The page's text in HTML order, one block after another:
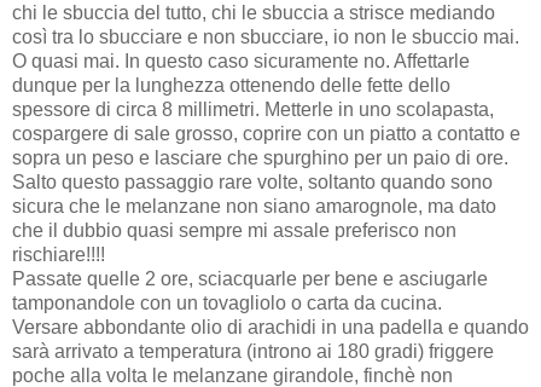
chi le sbuccia del tutto, chi le sbuccia a strisce mediando
così tra lo sbucciare e non sbucciare, io non le sbuccio mai.
O quasi mai. In questo caso sicuramente no. Affettarle
dunque per la lunghezza ottenendo delle fette dello
spessore di circa 8 millimetri. Metterle in uno scolapasta,
cospargere di sale grosso, coprire con un piatto a contatto e
sopra un peso e lasciare che spurghino per un paio di ore.
Salto questo passaggio rare volte, soltanto quando sono
sicura che le melanzane non siano amarognole, ma dato
che il dubbio quasi sempre mi assale preferisco non
rischiare!!!!
Passate quelle 2 ore, sciacquarle per bene e asciugarle
tamponandole con un tovagliolo o carta da cucina.
Versare abbondante olio di arachidi in una padella e quando
sarà arrivato a temperatura (introno ai 180 gradi) friggere
poche alla volta le melanzane girandole, finchè non